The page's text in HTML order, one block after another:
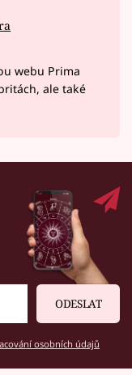
webu Prima
ale také
ODESLAT
osobních údajů